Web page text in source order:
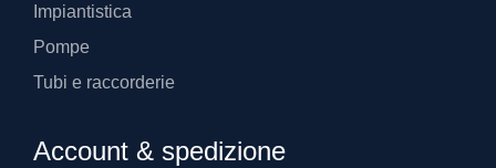
Impiantistica
Pompe
Tubi e raccorderie
Account & spedizione